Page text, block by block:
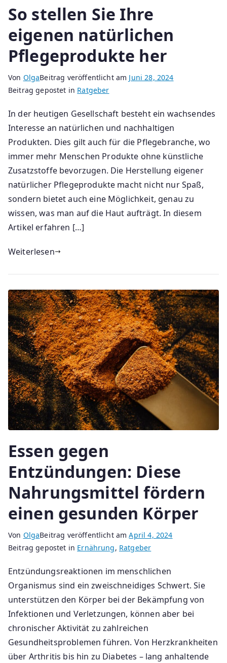
So stellen Sie Ihre
eigenen natürlichen
Pflegeprodukte her
Von OlgaBeitrag veröffentlicht am Juni 28, 2024
Beitrag gepostet in Ratgeber
In der heutigen Gesellschaft besteht ein wachsendes
Interesse an natürlichen und nachhaltigen
Produkten. Dies gilt auch für die Pflegebranche, wo
immer mehr Menschen Produkte ohne künstliche
Zusatzstoffe bevorzugen. Die Herstellung eigener
natürlicher Pflegeprodukte macht nicht nur Spaß,
sondern bietet auch eine Möglichkeit, genau zu
wissen, was man auf die Haut aufträgt. In diesem
Artikel erfahren […]
Weiterlesen
Essen gegen
Entzündungen: Diese
Nahrungsmittel fördern
einen gesunden Körper
Von OlgaBeitrag veröffentlicht amApril 4, 2024
Beitrag gepostet in Ernährung, Ratgeber
Entzündungsreaktionen im menschlichen
Organismus sind ein zweischneidiges Schwert. Sie
unterstützen den Körper bei der Bekämpfung von
Infektionen und Verletzungen, können aber bei
chronischer Aktivität zu zahlreichen
Gesundheitsproblemen führen. Von Herzkrankheiten
über Arthritis bis hin zu Diabetes – lang anhaltende